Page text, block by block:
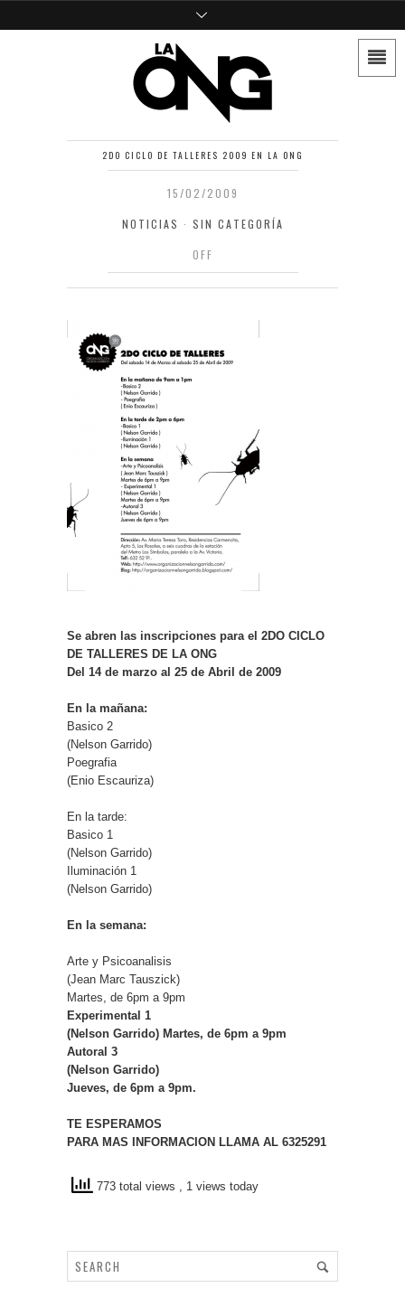
2DO CICLO DE TALLERES 2009 EN LA ONG
15/02/2009
NOTICIAS · SIN CATEGORÍA
OFF
Se abren las inscripciones para el 2DO CICLO
DE TALLERES DE LA ONG
Del 14 de marzo al 25 de Abril de 2009
En la mañana:
Basico 2
(Nelson Garrido)
Poegrafia
(Enio Escauriza)
En la tarde:
Basico 1
(Nelson Garrido)
Iluminación 1
(Nelson Garrido)
En la semana:
Arte y Psicoanalisis
(Jean Marc Tauszick)
Martes, de 6pm a 9pm
Experimental 1
(Nelson Garrido) Martes, de 6pm a 9pm
Autoral 3
(Nelson Garrido)
Jueves, de 6pm a 9pm.
TE ESPERAMOS
PARA MAS INFORMACION LLAMA AL 6325291
773 total views , 1 views today